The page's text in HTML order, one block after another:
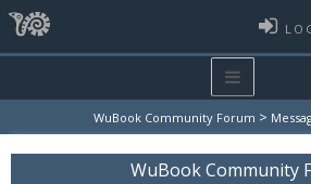
WuBook Community Forum >
WuBook Community